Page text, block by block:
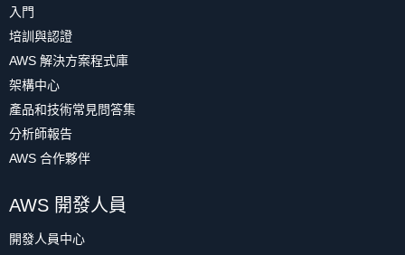
入門
培訓與認證
AWS 解決方案程式庫
架構中心
產品和技術常見問答集
分析師報告
AWS 合作夥伴
AWS 開發人員
開發人員中心